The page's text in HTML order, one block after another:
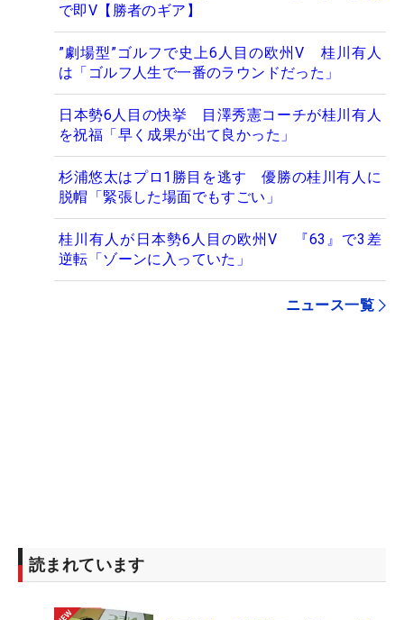
で即V【勝者のギア】
”劇場型”ゴルフで史上6人目の欧州V 桂川有人
は「ゴルフ人生で一番のラウンドだった」
日本勢6人目の快挙 目澤秀憲コーチが桂川有人
を祝福「早く成果が出て良かった」
杉浦悠太はプロ1勝目を逃す 優勝の桂川有人に
脱帽「緊張した場面でもすごい」
桂川有人が日本勢6人目の欧州V 『63』で3差
逆転「ゾーンに入っていた」
ニュース一覧
読まれています